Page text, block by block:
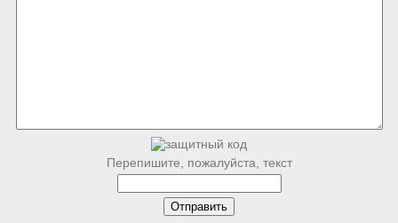
Перепишите, пожалуйста, текст